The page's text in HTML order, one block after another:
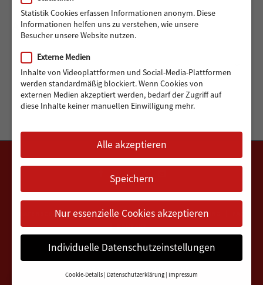
ARCHIV
Archiv
Monat auswählen
DATENSCHUTZERKLÄRUNG IMPRESSUM VEREINSSATZUNG
KONTAKT
Statistik Cookies erfassen Informationen anonym. Diese
Informationen helfen uns zu verstehen, wie unsere
Besucher unsere Website nutzen.
Externe Medien
Inhalte von Videoplattformen und Social-Media-Plattformen
werden standardmäßig blockiert. Wenn Cookies von
externen Medien akzeptiert werden, bedarf der Zugriff auf
diese Inhalte keiner manuellen Einwilligung mehr.
Alle akzeptieren
Speichern
Nur essenzielle Cookies akzeptieren
Individuelle Datenschutzeinstellungen
Cookie-Details Datenschutzerklärung Impressum